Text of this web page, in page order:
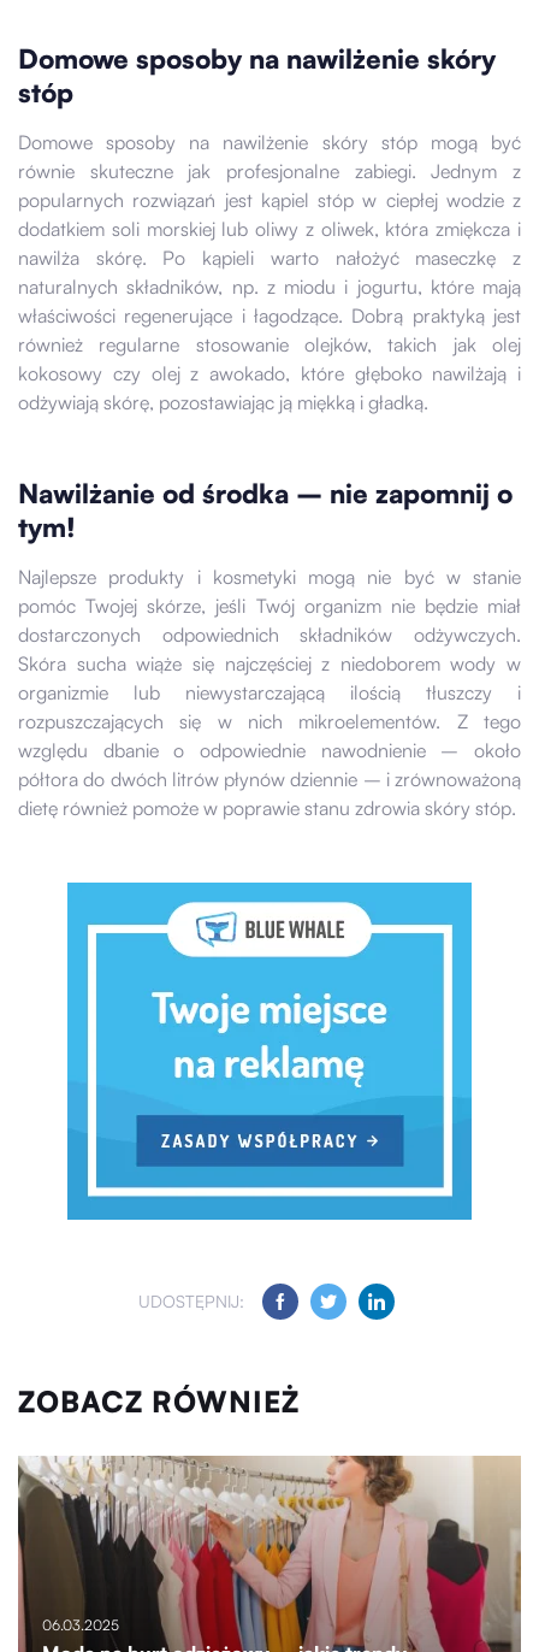
Domowe sposoby na nawilżenie skóry
stóp
Domowe sposoby na nawilżenie skóry stóp mogą być
równie skuteczne jak profesjonalne zabiegi. Jednym z
popularnych rozwiązań jest kąpiel stóp w ciepłej wodzie z
dodatkiem soli morskiej lub oliwy z oliwek, która zmiękcza i
nawilża skórę. Po kąpieli warto nałożyć maseczkę z
naturalnych składników, np. z miodu i jogurtu, które mają
właściwości regenerujące i łagodzące. Dobrą praktyką jest
również regularne stosowanie olejków, takich jak olej
kokosowy czy olej z awokado, które głęboko nawilżają i
odżywiają skórę, pozostawiając ją miękką i gładką.
Nawilżanie od środka – nie zapomnij o
tym!
Najlepsze produkty i kosmetyki mogą nie być w stanie
pomóc Twojej skórze, jeśli Twój organizm nie będzie miał
dostarczonych odpowiednich składników odżywczych.
Skóra sucha wiąże się najczęściej z niedoborem wody w
organizmie lub niewystarczającą ilością tłuszczy i
rozpuszczających się w nich mikroelementów. Z tego
względu dbanie o odpowiednie nawodnienie – około
półtora do dwóch litrów płynów dziennie – i zrównoważoną
dietę również pomoże w poprawie stanu zdrowia skóry stóp.
UDOSTĘPNIJ:
ZOBACZ RÓWNIEŻ
06.03.2025